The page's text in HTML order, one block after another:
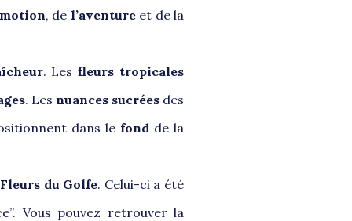
, de l’aventure et de la
. Lesfleurs tropicales
. Les nuances sucrées des
dans le fond de la
Fleurs du Golfe. Celui-ci a été
Vous pouvez retrouver la